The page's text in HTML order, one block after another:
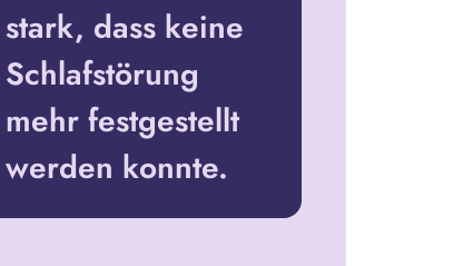
stark, dass keine
Schlafstörung
mehr festgestellt
werden konnte.